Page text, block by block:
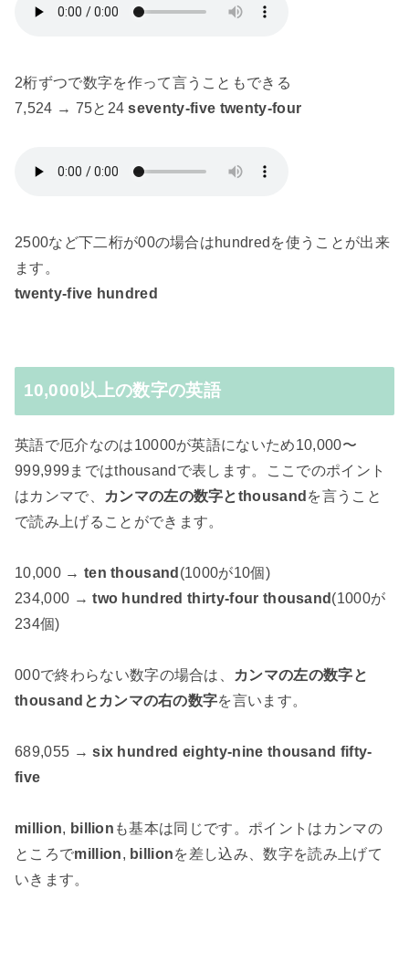
2桁ずつで数字を作って言うこともできる
7,524 → 75と24seventy-five twenty-four
2500など下二桁が00の場合はhundredを使うことが出来
ます。
twenty-five hundred
10,000以上の数字の英語
英語で厄介なのは10000が英語にないため10,000〜
999,999まではthousandで表します。ここでのポイント
はカンマで、
カンマの左の数字とthousand を言うこと
で読み上げることができます。
10,000 → ten thousand (1000が10個)
234,000 →two hundred thirty-four thousand (1000が
234個)
000で終わらない数字の場合は、
カンマの左の数字と
thousandとカンマの右の数字を言います。
689,055 →six hundred eighty-nine thousand fifty-
five
million, billion も基本は同じです。ポイントはカンマの
ところでmillion, billionを差し込み、数字を読み上げて
いきます。